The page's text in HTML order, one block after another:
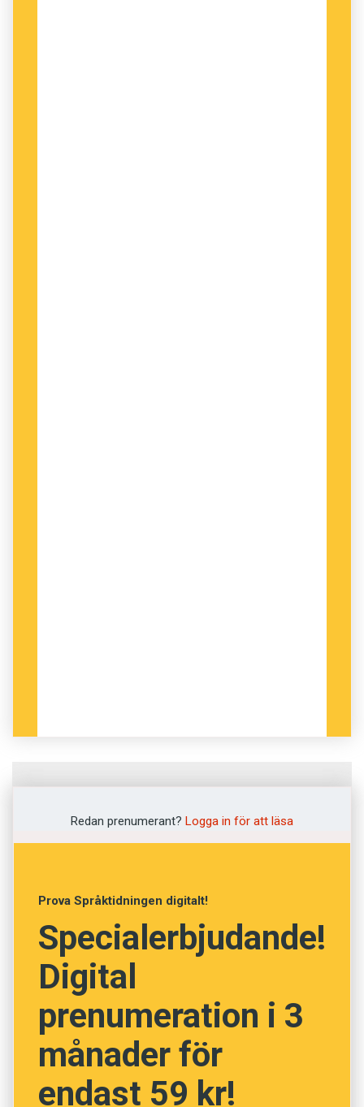
Begabba
Muta
Förlöjliga
Knivhugga
Avkristna
Redan prenumerant? Logga in för att läsa
Prova Språktidningen digitalt!
Specialerbjudande!
Digital
prenumeration i 3
månader för
endast 59 kr!